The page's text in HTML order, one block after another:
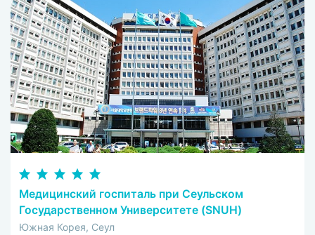
Медицинский госпиталь при Сеульском
Государственном Университете (SNUH)
Южная Корея, Сеул